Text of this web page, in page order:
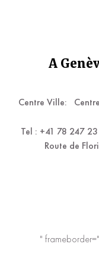
A
Centre Ville:
Tel : +41 78 247
Route de
"